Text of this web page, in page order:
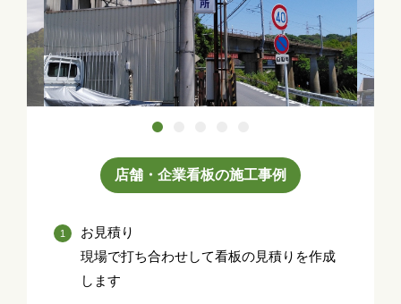
店舗・企業看板の施工事例
お見積り
現場で打ち合わせして看板の見積りを作成
します